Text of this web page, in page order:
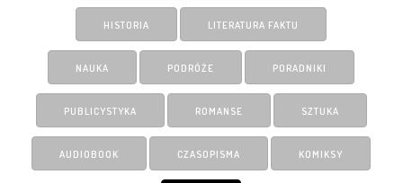
HISTORIA LITERATURA FAKTU
NAUKA PODRÓŻE PORADNIKI
PUBLICYSTYKA ROMANSE SZTUKA
AUDIOBOOK CZASOPISMA KOMIKSY